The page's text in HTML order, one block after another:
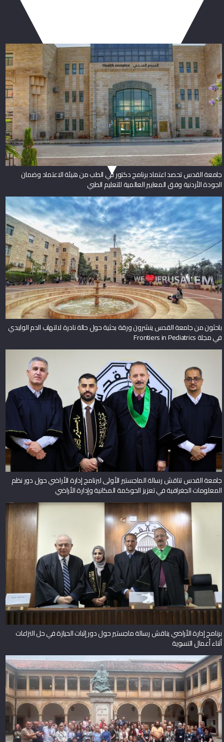
جامعة القدس تحصد اعتماد برنامج دكتور في الطب من هيئة الاعتماد وضمان
الجودة الأردنية وفق المعايير العالمية للتعليم الطبي
باحثون من جامعة القدس ينشرون ورقة بحثية حول حالة نادرة لالتهاب الدم الوليدي
في مجلة Frontiers in Pediatrics
جامعة القدس تناقش رسالة الماجستير الأولى لبرنامج إدارة الأراضي حول دور نظم
المعلومات الجغرافية في تعزيز الحوكمة المكانية وإدارة الأراضي
برنامج إدارة الأراضي يناقش رسالة ماجستير حول دور إثبات الحيازة في حل النزاعات
أثناء أعمال التسوية